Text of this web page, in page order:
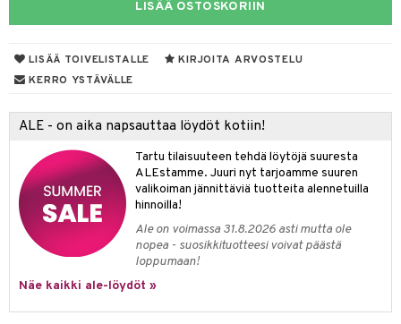
LISÄÄ OSTOSKORIIN
LISÄÄ TOIVELISTALLE
KIRJOITA ARVOSTELU
KERRO YSTÄVÄLLE
ALE - on aika napsauttaa löydöt kotiin!
Tartu tilaisuuteen tehdä löytöjä suuresta
ALEstamme. Juuri nyt tarjoamme suuren
valikoiman jännittäviä tuotteita alennetuilla
hinnoilla!
Ale on voimassa 31.8.2026 asti mutta ole
nopea - suosikkituotteesi voivat päästä
loppumaan!
Näe kaikki ale-löydöt »
sisustus
tarvikkeita
tekstiilit
koristelu
säilytys
tekstiilit
Saalit
& Tyynyliinat
& Koukut
tekstiilit